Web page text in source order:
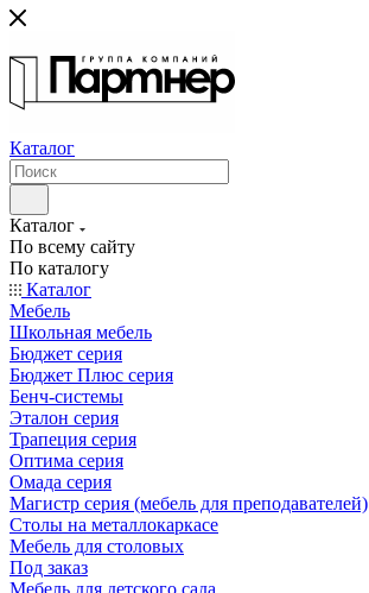
Каталог
Каталог
По всему сайту
По каталогу
Каталог
Мебель
Школьная мебель
Бюджет серия
Бюджет Плюс серия
Бенч-системы
Эталон серия
Трапеция серия
Оптима серия
Омада серия
Магистр серия (мебель для преподавателей)
Столы на металлокаркасе
Мебель для столовых
Под заказ
Мебель для детского сада